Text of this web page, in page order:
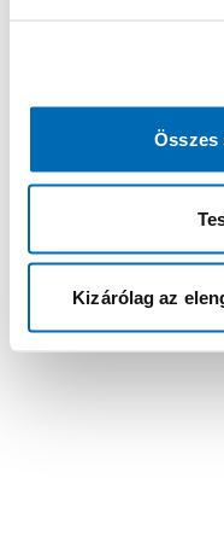
Összes
Kizárólag az